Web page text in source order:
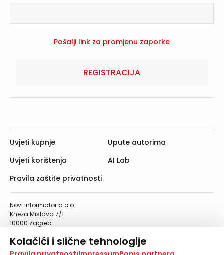
Kolačići i slične tehnologije
REGISTRACIJA
Novi informator d.o.o.
Kneza Mislava 7/1
10000 Zagreb
Telefaks: 01/4612-553
info@informator.hr
Uvjeti kupnje
Uvjeti korištenja
Pravila zaštite privatnosti
Upute autorima
AI Lab